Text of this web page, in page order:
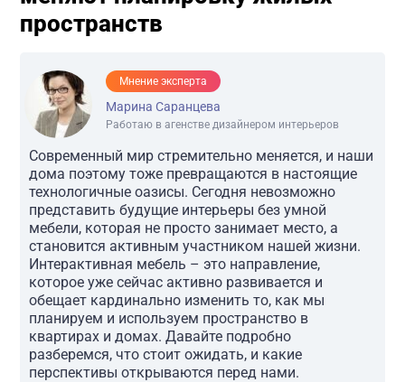
пространств
Мнение эксперта
Марина Саранцева
Работаю в агенстве дизайнером интерьеров
Современный мир стремительно меняется, и наши
дома поэтому тоже превращаются в настоящие
технологичные оазисы. Сегодня невозможно
представить будущие интерьеры без умной
мебели, которая не просто занимает место, а
становится активным участником нашей жизни.
Интерактивная мебель – это направление,
которое уже сейчас активно развивается и
обещает кардинально изменить то, как мы
планируем и используем пространство в
квартирах и домах. Давайте подробно
разберемся, что стоит ожидать, и какие
перспективы открываются перед нами.